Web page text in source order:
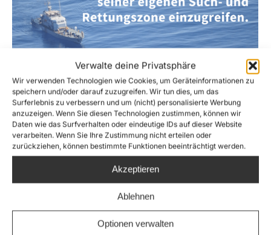
Verwalte deine Privatsphäre
Wir verwenden Technologien wie Cookies, um Geräteinformationen zu
speichern und/oder darauf zuzugreifen. Wir tun dies, um das
Surferlebnis zu verbessern und um (nicht) personalisierte Werbung
anzuzeigen. Wenn Sie diesen Technologien zustimmen, können wir
Daten wie das Surfverhalten oder eindeutige IDs auf dieser Website
verarbeiten. Wenn Sie Ihre Zustimmung nicht erteilen oder
zurückziehen, können bestimmte Funktionen beeinträchtigt werden.
Akzeptieren
Ablehnen
Optionen verwalten
Crimes of Malta 05
Crimes of Malta,News,Sea-Watch Air
VonJoshua Krüger 13. Oktober 2020
#CrimesOfMalta: Ein Boot in Seenot wird von
der sogenannten Libyschen Küstenwache in
der maltesischen Such- und Rettungszone
abgefangen – illegalerweise, denn eigentlich
wäre Malta für die Rettung zuständig. 28